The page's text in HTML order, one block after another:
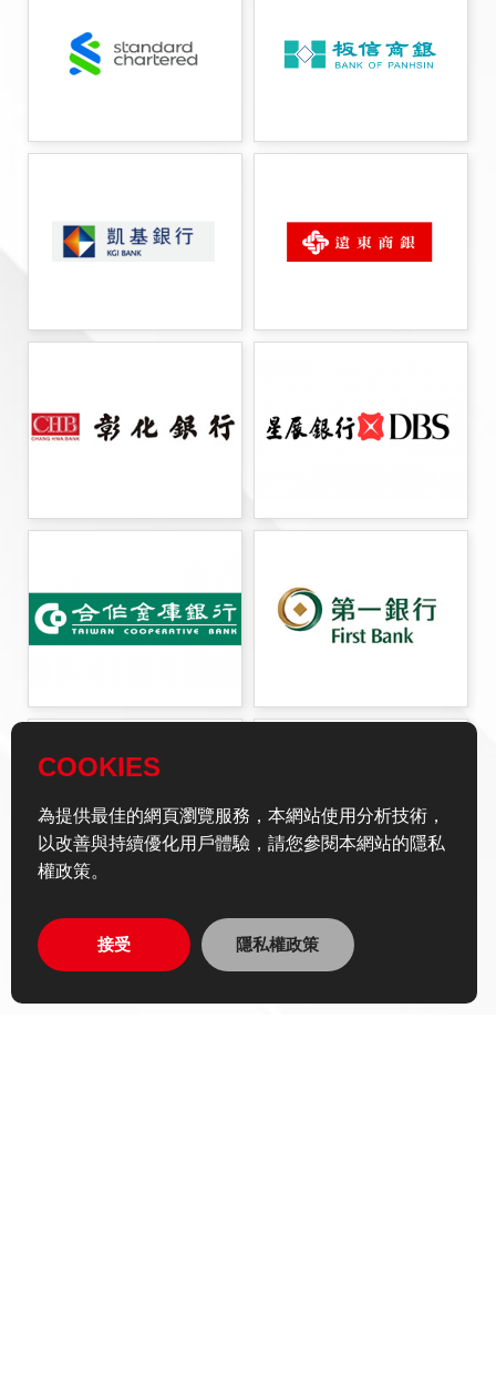
COOKIES
為提供最佳的網頁瀏覽服務，本網站使用分析技術，
以改善與持續優化用戶體驗，請您參閱本網站的隱私
權政策。
接受 隱私權政策